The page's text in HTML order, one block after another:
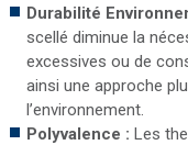
Durabilité
scellé diminue la
excessives ou de
ainsi une approche
l’environnement.
Polyvalence : Les